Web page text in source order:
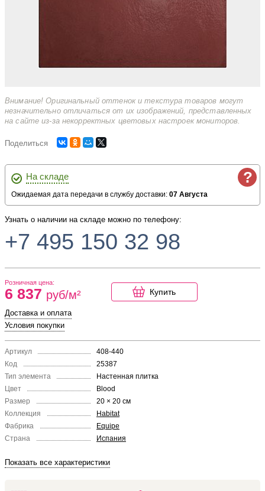
Внимание! Оригинальный оттенок и текстура товаров могут
незначительно отличаться от их изображений, представленных
на сайте из-за некорректных цветовых настроек мониторов.
Поделиться
?
На складе
Ожидаемая дата передачи в службу доставки: 07 Августа
Узнать о наличии на складе можно по телефону:
+7 495 150 32 98
Розничная цена:
6 837 руб/м² Купить
Доставка и оплата
Условия покупки
Артикул
408-440
Код
25387
Тип элемента
Настенная плитка
Цвет
Blood
Размер
20 × 20 см
Коллекция
Habitat
Фабрика
Equipe
Страна
Испания
Показать все характеристики